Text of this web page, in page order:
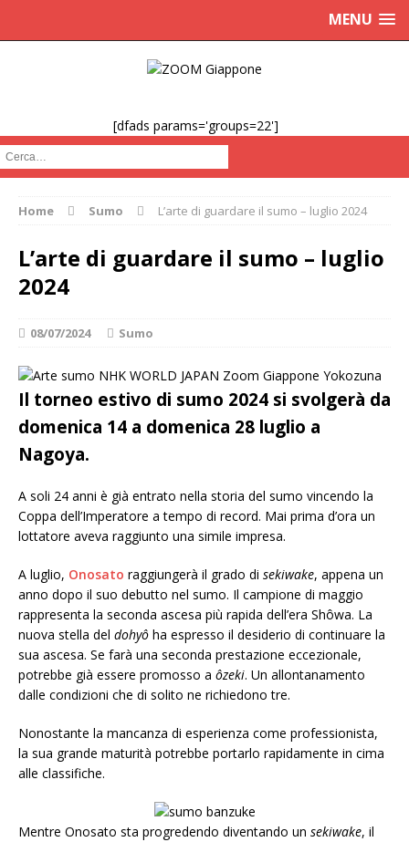
MENU
[dfads params='groups=22']
Cerca :
Home Sumo L’arte di guardare il sumo – luglio 2024
L’arte di guardare il sumo – luglio
2024
08/07/2024 Sumo
Il torneo estivo di sumo 2024 si svolgerà da
domenica 14 a domenica 28 luglio a
Nagoya.
A soli 24 anni è già entrato nella storia del sumo vincendo la
Coppa dell’Imperatore a tempo di record. Mai prima d’ora un
lottatore aveva raggiunto una simile impresa.
A luglio, Onosato raggiungerà il grado di sekiwake, appena un
anno dopo il suo debutto nel sumo. Il campione di maggio
rappresenta la seconda ascesa più rapida dell’era Shôwa. La
nuova stella del dohyô ha espresso il desiderio di continuare la
sua ascesa. Se farà una seconda prestazione eccezionale,
potrebbe già essere promosso a ôzeki. Un allontanamento
dalle condizioni che di solito ne richiedono tre.
Nonostante la mancanza di esperienza come professionista,
la sua grande maturità potrebbe portarlo rapidamente in cima
alle classifiche.
Mentre Onosato sta progredendo diventando un sekiwake, il